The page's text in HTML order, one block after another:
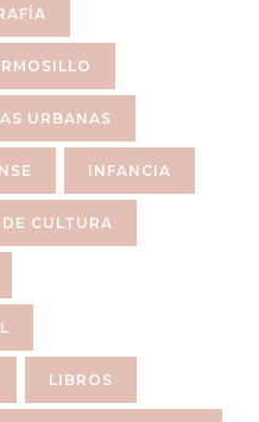
URBANAS
INFANCIA
CULTURA
LIBROS